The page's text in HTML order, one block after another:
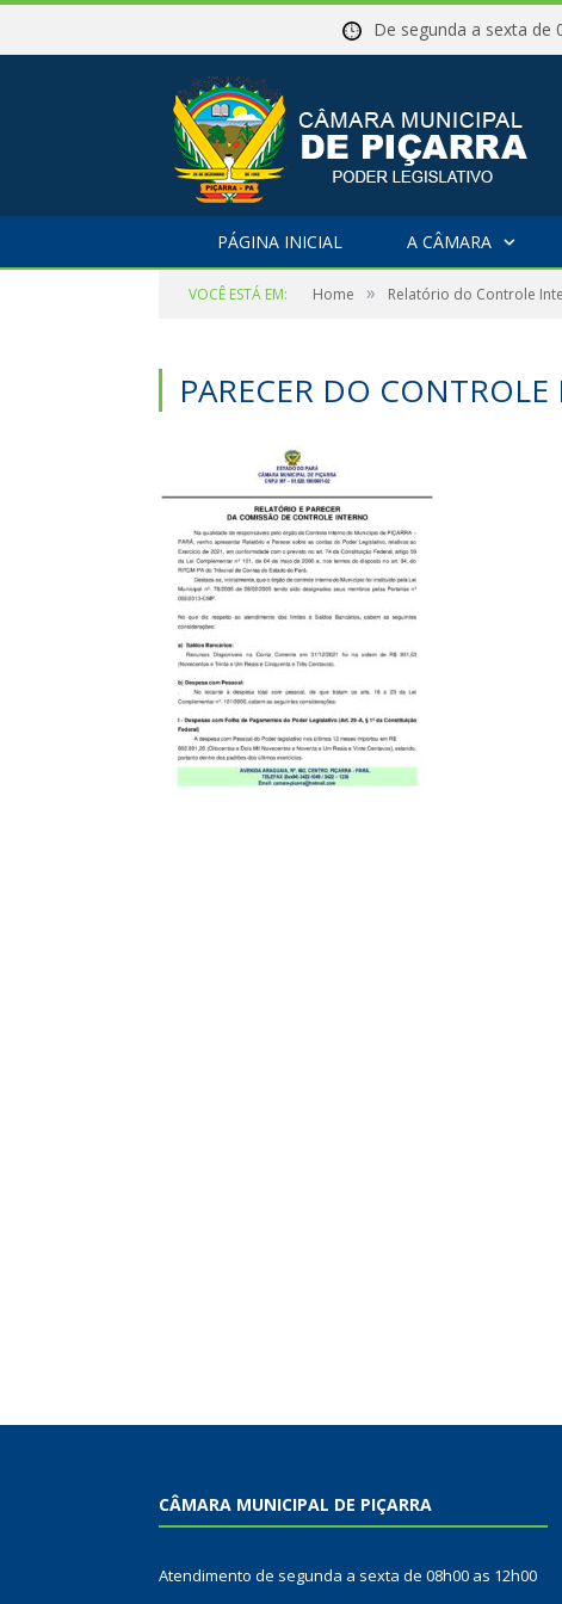
De segunda a sexta
PÁGINA INICIAL A CÂMARA
VOCÊ ESTÁ EM: Home » Relatório do Controle
PARECER DO
CÂMARA MUNICIPAL DE PIÇARRA
Atendimento de segunda a sexta de 08h00 as 12h00